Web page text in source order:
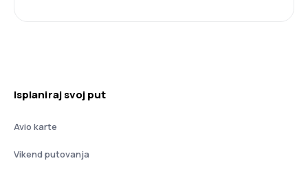
Isplaniraj svoj put
Avio karte
Vikend putovanja